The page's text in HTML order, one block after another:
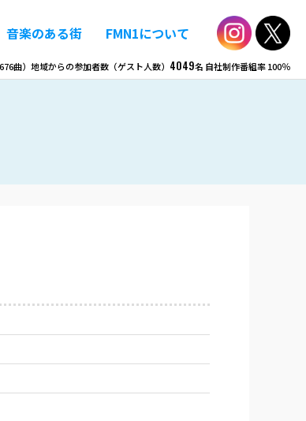
音楽のある街 FMN1について
曲） 地域からの参加者数（ゲスト人数） 4049名 自社制作番組率100％